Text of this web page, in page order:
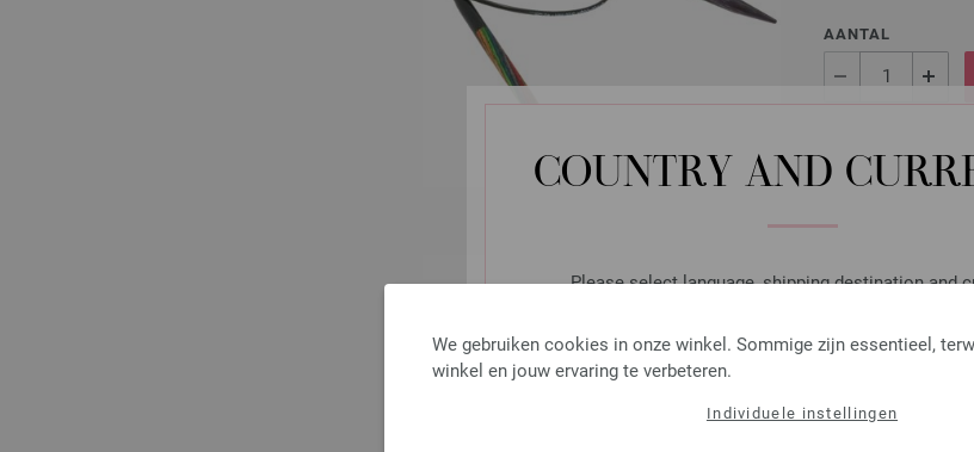
COUNTRY AND
Please select language, shipping destination and
SHIPPING TO
We gebruiken cookies in onze winkel. Sommige zijn essentieel,
winkel en jouw ervaring te verbeteren.
Individuele instellingen
AANTAL
Rondbreinaalden
pendikte 5,0
9,31 $